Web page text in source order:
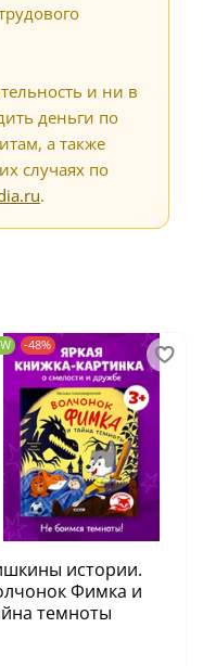
и ни в
деньги по
а также
случаях по
.
-48%
истории.
Фимка и
темноты